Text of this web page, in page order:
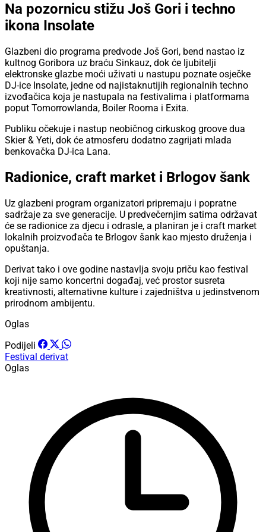
Na pozornicu stižu Još Gori i techno
ikona Insolate
Glazbeni dio programa predvode Još Gori, bend nastao iz
kultnog Goribora uz braću Sinkauz, dok će ljubitelji
elektronske glazbe moći uživati u nastupu poznate osječke
DJ-ice Insolate, jedne od najistaknutijih regionalnih techno
izvođačica koja je nastupala na festivalima i platformama
poput Tomorrowlanda, Boiler Rooma i Exita.
Publiku očekuje i nastup neobičnog cirkuskog groove dua
Skier & Yeti, dok će atmosferu dodatno zagrijati mlada
benkovačka DJ-ica Lana.
Radionice, craft market i Brlogov šank
Uz glazbeni program organizatori pripremaju i popratne
sadržaje za sve generacije. U predvečernjim satima održavat
će se radionice za djecu i odrasle, a planiran je i craft market
lokalnih proizvođača te Brlogov šank kao mjesto druženja i
opuštanja.
Derivat tako i ove godine nastavlja svoju priču kao festival
koji nije samo koncertni događaj, već prostor susreta
kreativnosti, alternativne kulture i zajedništva u jedinstvenom
prirodnom ambijentu.
Oglas
Podijeli
Festival derivat
Oglas